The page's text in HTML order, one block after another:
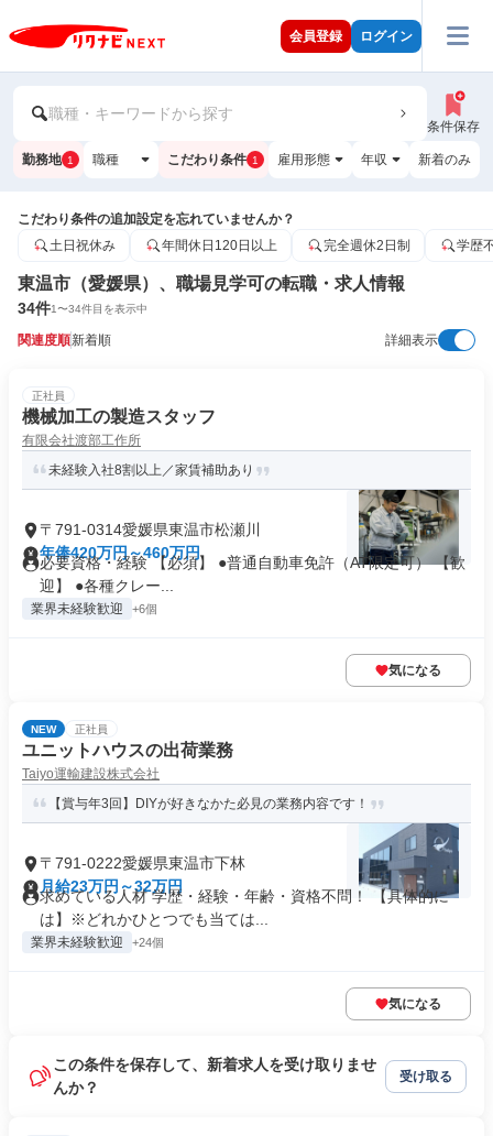
会員登録 ログイン
職種・キーワードから探す
条件保存
勤務地 1 職種 こだわり条件 1 雇用形態 年収 新着のみ
こだわり条件の追加設定を忘れていませんか？
土日祝休み
年間休日120日以上 完全週休2日制 学歴
東温市（愛媛県）、職場見学可の転職・求人情報
34件1〜34件目を表示中
関連度順新着順 詳細表示
正社員
機械加工の製造スタッフ
有限会社渡部工作所
未経験入社8割以上／家賃補助あり
〒791-0314愛媛県東温市松瀬川
年俸420万円～460万円
必要資格・経験 【必須】 ●普通自動車免許（AT限定可） 【歓
迎】 ●各種クレー...
業界未経験歓迎 +6個
気になる
NEW 正社員
ユニットハウスの出荷業務
Taiyo運輸建設株式会社
【賞与年3回】DIYが好きなかた必見の業務内容です！
〒791-0222愛媛県東温市下林
月給23万円～32万円
求めている人材 学歴・経験・年齢・資格不問！ 【具体的に
は】※どれかひとつでも当ては...
業界未経験歓迎 +24個
気になる
この条件を保存して、新着求人を受け取りませ
んか？
受け取る